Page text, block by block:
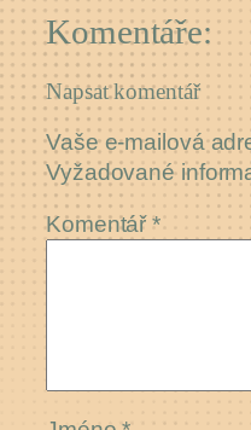
Komentáře:
Napsat komentář
Vaše e-mailová
Vyžadované
Komentář*